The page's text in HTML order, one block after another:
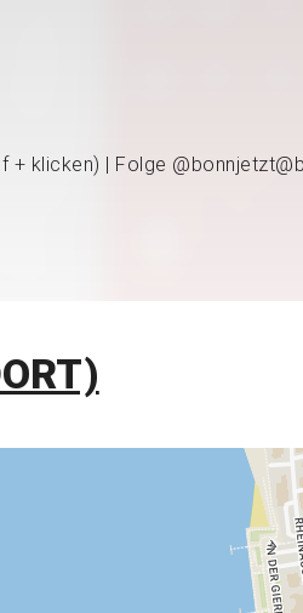
+ klicken) | Folge